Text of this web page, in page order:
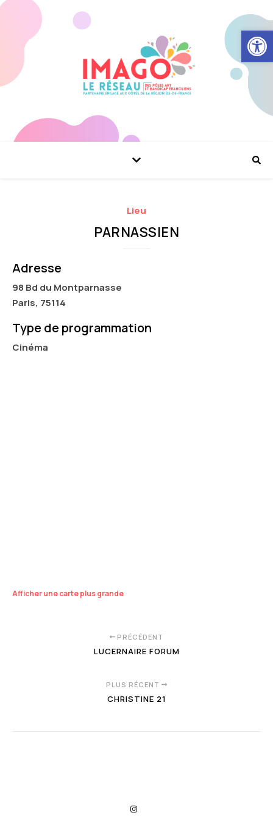
Ouvrir
Lieu
PARNASSIEN
Adresse
98 Bd du Montparnasse
Paris, 75114
Type de programmation
Cinéma
Afficher une carte plus grande
PRÉCÉDENT
LUCERNAIRE FORUM
PLUS RÉCENT
CHRISTINE 21